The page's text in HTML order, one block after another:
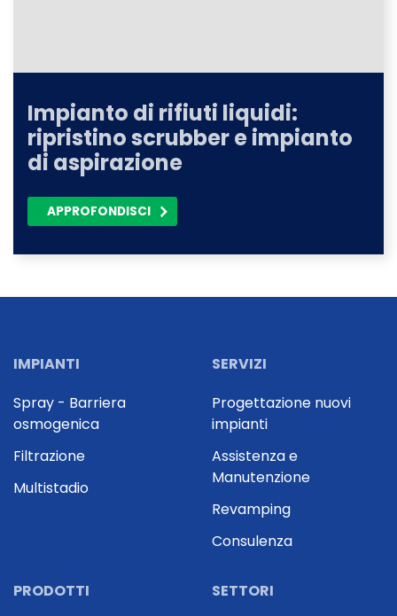
Impianto di rifiuti liquidi:
ripristino scrubber e impianto
di aspirazione
APPROFONDISCI
IMPIANTI
Spray - Barriera
osmogenica
Filtrazione
Multistadio
SERVIZI
Progettazione nuovi
impianti
Assistenza e
Manutenzione
Revamping
Consulenza
PRODOTTI
SETTORI